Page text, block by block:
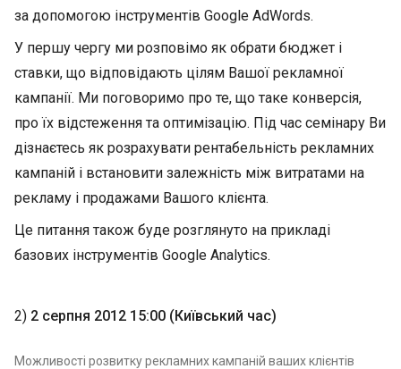
за допомогою інструментів Google AdWords.
У першу чергу ми розповімо як обрати бюджет і
ставки, що відповідають цілям Вашої рекламної
кампанії. Ми поговоримо про те, що таке конверсія,
про їх відстеження та оптимізацію. Під час семінару Ви
дізнаєтесь як розрахувати рентабельність рекламних
кампаній і встановити залежність між витратами на
рекламу і продажами Вашого клієнта.
Це питання також буде розглянуто на прикладі
базових інструментів Google Analytics.
2) 2 серпня 2012 15:00 (Київський час)
Можливості розвитку рекламних кампаній ваших клієнтів